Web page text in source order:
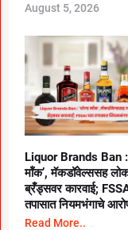
August 5, 2026
Liquor Brands Ban
मॉंक’, मॅकडॉवेल्ससह
ब्रँड्सवर कारवाई;
तपासात नियमभंगाचे
Read More..